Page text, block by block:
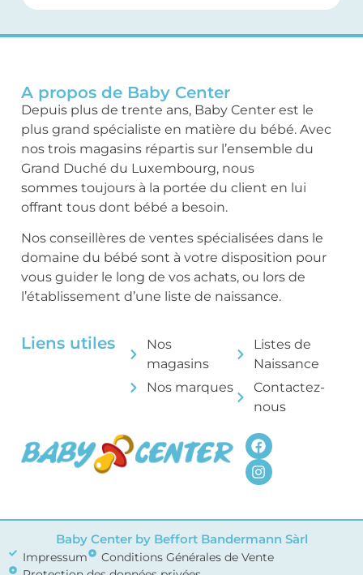
A propos de Baby Center
Depuis plus de trente ans, Baby Center est le
plus grand spécialiste en matière du bébé. Avec
nos trois magasins répartis sur l’ensemble du
Grand Duché du Luxembourg, nous
sommes toujours à la portée du client en lui
offrant tous dont bébé a besoin.
Nos conseillères de ventes spécialisées dans le
domaine du bébé sont à votre disposition pour
vous guider le long de vos achats, ou lors de
l’établissement d’une liste de naissance.
Liens utiles
Nos
magasins
Nos marques
Listes de
Naissance
Contactez-
nous
Baby Center by Beffort Bandermann Sàrl
Impressum
Conditions Générales de Vente